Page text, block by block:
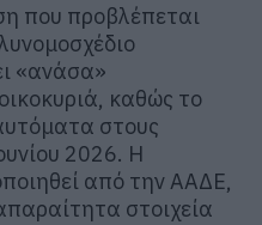
που προβλέπεται
«ανάσα»
καθώς το
στους
2026. Η
από την ΑΑΔΕ,
στοιχεία